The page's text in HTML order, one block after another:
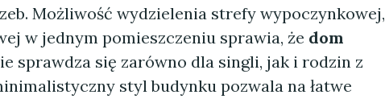
Możliwość wydzielenia strefy wypoczynkowej,
w jednym pomieszczeniu sprawia, że dom
sprawdza się zarówno dla singli, jak i rodzin z
styl budynku pozwala na łatwe